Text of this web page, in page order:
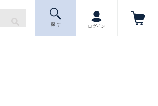
探 す ログイン